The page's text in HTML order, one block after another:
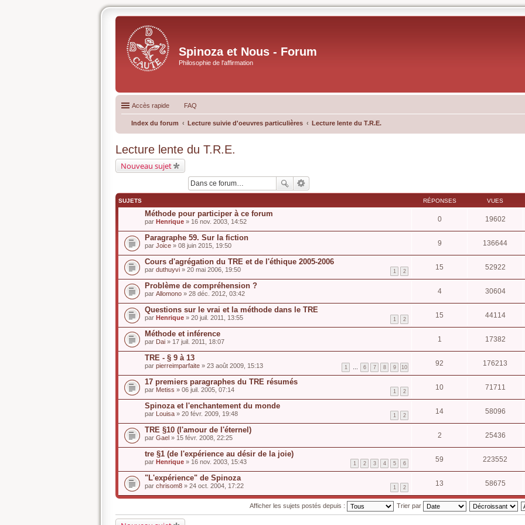
Spinoza et Nous - Forum
Philosophie de l'affirmation
Accès rapide FAQ
Index du forum Lecture suivie d'oeuvres particulières Lecture lente du T.R.E.
Lecture lente du T.R.E.
Nouveau sujet
SUJETS RÉPONSES VUES
Méthode pour participer à ce forum
par Henrique » 16 nov. 2003, 14:52 0 19602
Paragraphe 59. Sur la fiction
par Joice » 08 juin 2015, 19:50 9 136644
Cours d'agrégation du TRE et de l'éthique 2005-2006
1 2
par duthuyvi » 20 mai 2006, 19:50 15 52922
Problème de compréhension ?
par Allomono » 28 déc. 2012, 03:42 4 30604
Questions sur le vrai et la méthode dans le TRE
1 2
par Henrique » 20 juil. 2011, 13:55 15 44114
Méthode et inférence
par Dai » 17 juil. 2011, 18:07 1 17382
TRE - § 9 à 13
1 … 6 7 8 9 10
par pierreimparfaite » 23 août 2009, 15:13 92 176213
17 premiers paragraphes du TRE résumés
1 2
par Metiss » 06 juil. 2005, 07:14 10 71711
Spinoza et l'enchantement du monde
1 2
par Louisa » 20 févr. 2009, 19:48 14 58096
TRE §10 (l'amour de l'éternel)
par Gael » 15 févr. 2008, 22:25 2 25436
tre §1 (de l'expérience au désir de la joie)
1 2 3 4 5 6
par Henrique » 16 nov. 2003, 15:43 59 223552
"L'expérience" de Spinoza
1 2
par chrisom8 » 24 oct. 2004, 17:22 13 58675
Afficher les sujets postés depuis : Trier par